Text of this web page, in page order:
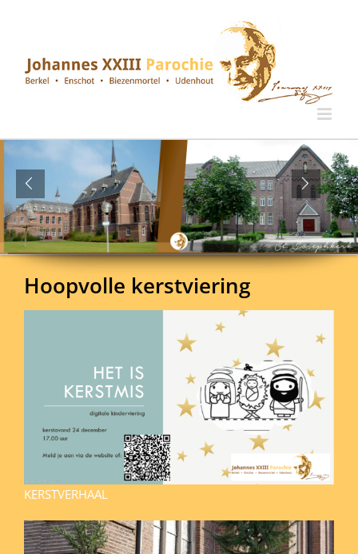
Hoopvolle kerstviering
KERSTVERHAAL